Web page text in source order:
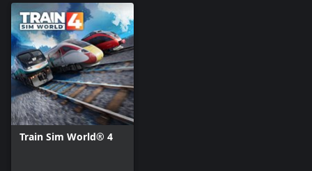
Train Sim World® 4